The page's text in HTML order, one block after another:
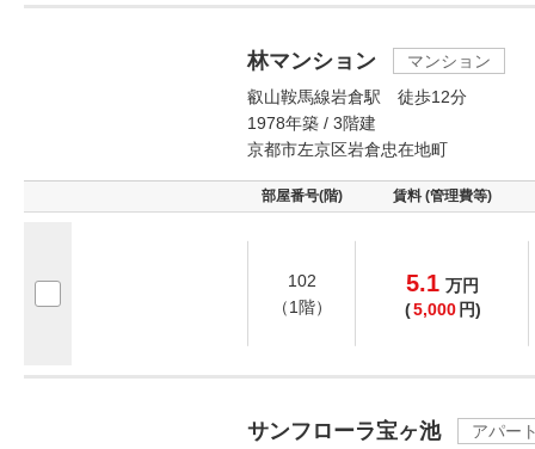
林マンション
マンション
叡山鞍馬線岩倉駅 徒歩12分
1978年築 / 3階建
京都市左京区岩倉忠在地町
部屋番号(階) 賃料 (管理費等)
102
（1階）
5.1 万円
(5,000 円)
サンフローラ宝ヶ池
アパー